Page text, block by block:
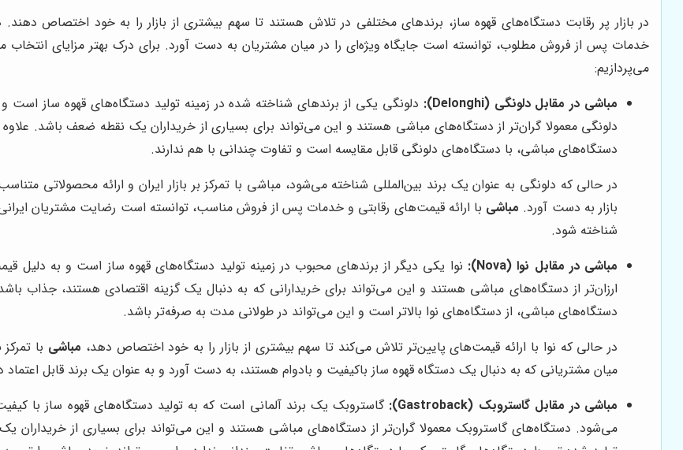
در بازار پر رقابت دستگاه‌های قهوه ساز، برندهای مختلفی در تلاش هستند تا سهم بیشتری از بازار را به خود اختصاص دهند.
خدمات پس از فروش مطلوب، توانسته است جایگاه ویژه‌ای را در میان مشتریان به دست آورد. برای درک بهتر مزایای انتخاب
می‌پردازیم:
مباشی در مقابل دلونگی (Delonghi):
دلونگی یکی از برندهای شناخته شده در زمینه تولید دستگاه‌های قهوه ساز
دلونگی معمولا گران‌تر از دستگاه‌های مباشی هستند و این می‌تواند برای بسیاری از خریداران یک نقطه ضعف باشد.
دستگاه‌های مباشی، با دستگاه‌های دلونگی قابل مقایسه است و تفاوت چندانی با هم ندارند.
در حالی که دلونگی به عنوان یک برند بین‌المللی شناخته می‌شود، مباشی با تمرکز بر بازار ایران و ارائه محصولاتی
بازار به دست آورد. مباشی با ارائه قیمت‌های رقابتی و خدمات پس از فروش مناسب، توانسته است رضایت مشتریان ایرانی
شناخته شود.
مباشی در مقابل نوا (Nova):
نوا یکی دیگر از برندهای محبوب در زمینه تولید دستگاه‌های قهوه ساز است و به
ارزان‌تر از دستگاه‌های مباشی هستند و این می‌تواند برای خریدارانی که به دنبال یک گزینه اقتصادی هستند، جذاب
دستگاه‌های مباشی، از دستگاه‌های نوا بالاتر است و این می‌تواند در طولانی مدت به صرفه‌تر باشد.
در حالی که نوا با ارائه قیمت‌های پایین‌تر تلاش می‌کند تا سهم بیشتری از بازار را به خود اختصاص دهد، مباشی با
میان مشتریانی که به دنبال یک دستگاه قهوه ساز باکیفیت و بادوام هستند، به دست آورد و به عنوان یک برند قابل اعتماد
مباشی در مقابل گاستروبک (Gastroback):
گاستروبک یک برند آلمانی است که به تولید دستگاه‌های قهوه ساز با
می‌شود. دستگاه‌های گاستروبک معمولا گران‌تر از دستگاه‌های مباشی هستند و این می‌تواند برای بسیاری از خریداران